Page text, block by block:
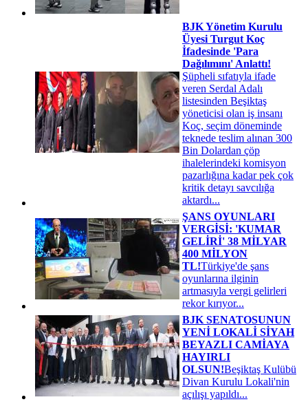
BJK Yönetim Kurulu
Üyesi Turgut Koç
İfadesinde 'Para
Dağılımını' Anlattı!
Şüpheli sıfatıyla ifade
veren Serdal Adalı
listesinden Beşiktaş
yöneticisi olan iş insanı
Koç, seçim döneminde
teknede teslim alınan 300
Bin Dolardan çöp
ihalelerindeki komisyon
pazarlığına kadar pek çok
kritik detayı savcılığa
aktardı...
ŞANS OYUNLARI
VERGİSİ: 'KUMAR
GELİRİ' 38 MİLYAR
400 MİLYON
TL!Türkiye'de şans
oyunlarına ilginin
artmasıyla vergi gelirleri
rekor kırıyor...
BJK SENATOSUNUN
YENİ LOKALİ SİYAH
BEYAZLI CAMİAYA
HAYIRLI
OLSUN!Beşiktaş Kulübü
Divan Kurulu Lokali'nin
açılışı yapıldı...